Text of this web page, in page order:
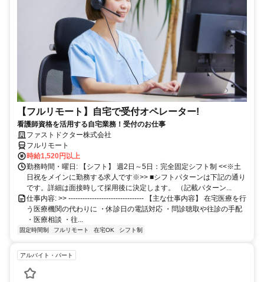
【フルリモート】自宅で受付オペレーター!
看護師資格を活用する自宅業務！受付のお仕事
ファストドクター株式会社
フルリモート
時給1,520円以上
勤務時間・曜日: 【シフト】 週2日～5日：完全固定シフト制 <<※土
日祝をメインに勤務する求人です※>> ■シフトパターンは下記の通り
です。詳細は面接時して採用後に決定します。 （記載パターン...
仕事内容: >> -------------------------------- 【主な仕事内容】 在宅医療を行
う医療機関の代わりに ・休診日の電話対応 ・問診聴取や往診の手配
・医療相談 ・往...
固定時間制 フルリモート 在宅OK シフト制
アルバイト・パート